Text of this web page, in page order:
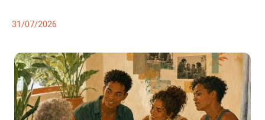
31/07/2026